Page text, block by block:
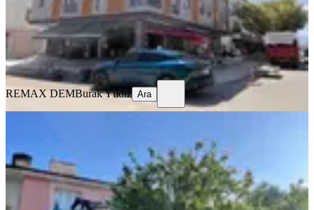
25.000 ₺
REMAX DEMBurak Yıldız
Ara
REMAX DEMBurak Yıldız Ara
Eşyalı Kiralık 2+1 Daire
Merkez, Kazım Karabekir Mahallesi
2+1·100 m² ·1. Kat ·25.07.2026